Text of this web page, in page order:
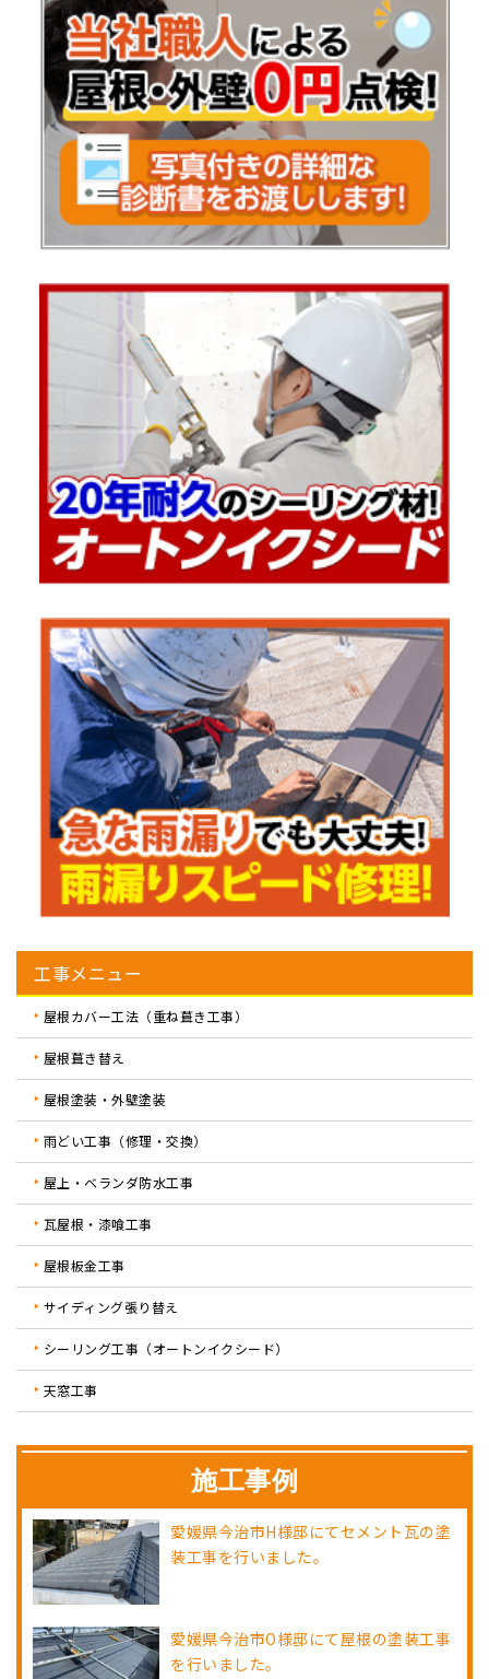
工事メニュー
屋根カバー工法（重ね葺き工事）
屋根葺き替え
屋根塗装・外壁塗装
雨どい工事（修理・交換）
屋上・ベランダ防水工事
瓦屋根・漆喰工事
屋根板金工事
サイディング張り替え
シーリング工事（オートンイクシード）
天窓工事
施工事例
愛媛県今治市H様邸にてセメント瓦の塗
装工事を行いました。
愛媛県今治市O様邸にて屋根の塗装工事
を行いました。